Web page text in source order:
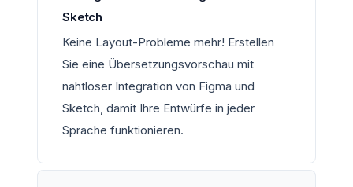
Sketch
Keine Layout-Probleme mehr! Erstellen
Sie eine Übersetzungsvorschau mit
nahtloser Integration von Figma und
Sketch, damit Ihre Entwürfe in jeder
Sprache funktionieren.